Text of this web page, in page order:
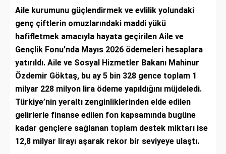
Aile kurumunu güçlendirmek ve evlilik yolundaki
genç çiftlerin omuzlarındaki maddi yükü
hafifletmek amacıyla hayata geçirilen Aile ve
Gençlik Fonu’nda Mayıs 2026 ödemeleri hesaplara
yatırıldı. Aile ve Sosyal Hizmetler Bakanı Mahinur
Özdemir Göktaş, bu ay 5 bin 328 gence toplam 1
milyar 228 milyon lira ödeme yapıldığını müjdeledi.
Türkiye’nin yeraltı zenginliklerinden elde edilen
gelirlerle finanse edilen fon kapsamında bugüne
kadar gençlere sağlanan toplam destek miktarı ise
12,8 milyar lirayı aşarak rekor bir seviyeye ulaştı.